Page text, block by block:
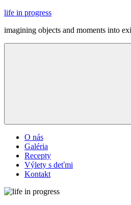
Skip
content
life in progress
imagining objects and moments into
O nás
Galéria
Recepty
Výlety s deťmi
Kontakt